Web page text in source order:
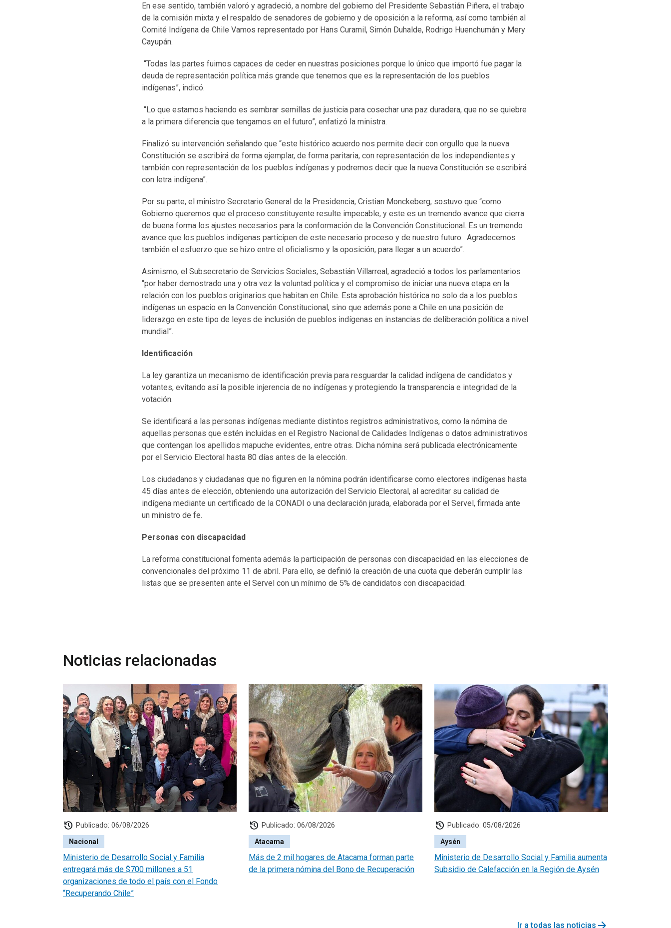
En ese sentido, también valoró y agradeció, a nombre del gobierno del Presidente Sebastián Piñera, el trabajo
de la comisión mixta y el respaldo de senadores de gobierno y de oposición a la reforma, así como también al
Comité Indígena de Chile Vamos representado por Hans Curamil, Simón Duhalde, Rodrigo Huenchumán y Mery
Cayupán.
“Todas las partes fuimos capaces de ceder en nuestras posiciones porque lo único que importó fue pagar la
deuda de representación política más grande que tenemos que es la representación de los pueblos
indígenas”, indicó.
“Lo que estamos haciendo es sembrar semillas de justicia para cosechar una paz duradera, que no se quiebre
a la primera diferencia que tengamos en el futuro”, enfatizó la ministra.
Finalizó su intervención señalando que “este histórico acuerdo nos permite decir con orgullo que la nueva
Constitución se escribirá de forma ejemplar, de forma paritaria, con representación de los independientes y
también con representación de los pueblos indígenas y podremos decir que la nueva Constitución se escribirá
con letra indígena”.
Por su parte, el ministro Secretario General de la Presidencia, Cristian Monckeberg, sostuvo que “como
Gobierno queremos que el proceso constituyente resulte impecable, y este es un tremendo avance que cierra
de buena forma los ajustes necesarios para la conformación de la Convención Constitucional. Es un tremendo
avance que los pueblos indígenas participen de este necesario proceso y de nuestro futuro. Agradecemos
también el esfuerzo que se hizo entre el oficialismo y la oposición, para llegar a un acuerdo”.
Asimismo, el Subsecretario de Servicios Sociales, Sebastián Villarreal, agradeció a todos los parlamentarios
“por haber demostrado una y otra vez la voluntad política y el compromiso de iniciar una nueva etapa en la
relación con los pueblos originarios que habitan en Chile. Esta aprobación histórica no solo da a los pueblos
indígenas un espacio en la Convención Constitucional, sino que además pone a Chile en una posición de
liderazgo en este tipo de leyes de inclusión de pueblos indígenas en instancias de deliberación política a nivel
mundial”.
Identificación
La ley garantiza un mecanismo de identificación previa para resguardar la calidad indígena de candidatos y
votantes, evitando así la posible injerencia de no indígenas y protegiendo la transparencia e integridad de la
votación.
Se identificará a las personas indígenas mediante distintos registros administrativos, como la nómina de
aquellas personas que estén incluidas en el Registro Nacional de Calidades Indígenas o datos administrativos
que contengan los apellidos mapuche evidentes, entre otras. Dicha nómina será publicada electrónicamente
por el Servicio Electoral hasta 80 días antes de la elección.
Los ciudadanos y ciudadanas que no figuren en la nómina podrán identificarse como electores indígenas hasta
45 días antes de elección, obteniendo una autorización del Servicio Electoral, al acreditar su calidad de
indígena mediante un certificado de la CONADI o una declaración jurada, elaborada por el Servel, firmada ante
un ministro de fe.
Personas con discapacidad
La reforma constitucional fomenta además la participación de personas con discapacidad en las elecciones de
convencionales del próximo 11 de abril. Para ello, se definió la creación de una cuota que deberán cumplir las
listas que se presenten ante el Servel con un mínimo de 5% de candidatos con discapacidad.
Noticias relacionadas
history Publicado: 06/08/2026
Nacional
Ministerio de Desarrollo Social y Familia
entregará más de $700 millones a 51
organizaciones de todo el país con el Fondo
“Recuperando Chile”
history Publicado: 06/08/2026
Atacama
Más de 2 mil hogares de Atacama forman parte
de la primera nómina del Bono de Recuperación
history Publicado: 05/08/2026
Aysén
Ministerio de Desarrollo Social y Familia aumenta
Subsidio de Calefacción en la Región de Aysén
Ir a todas las noticias